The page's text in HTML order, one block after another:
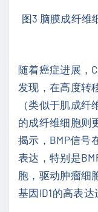
图3 脑膜成纤维
随着癌症进展，
发现，在高度转
（类似于肌成
的成纤维细胞则
揭示，BMP信号
表达，特别是
胞，驱动肿瘤细
基因ID1的高表达